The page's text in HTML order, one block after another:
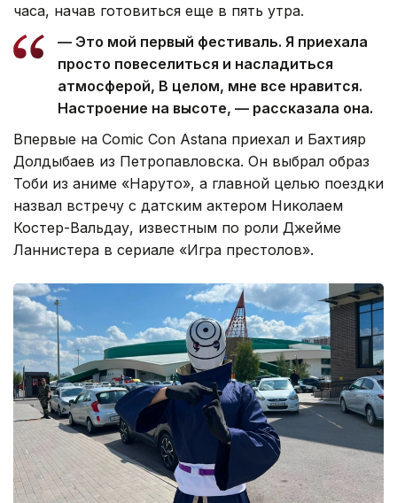
часа, начав готовиться еще в пять утра.
— Это мой первый фестиваль. Я приехала
просто повеселиться и насладиться
атмосферой, В целом, мне все нравится.
Настроение на высоте, — рассказала она.
Впервые на Comic Con Astana приехал и Бахтияр
Долдыбаев из Петропавловска. Он выбрал образ
Тоби из аниме «Наруто», а главной целью поездки
назвал встречу с датским актером Николаем
Костер-Вальдау, известным по роли Джейме
Ланнистера в сериале «Игра престолов».